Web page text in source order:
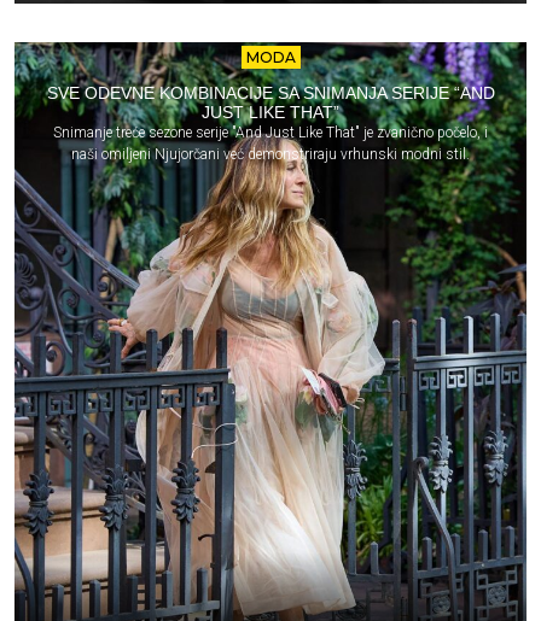
MODA
SVE ODEVNE KOMBINACIJE SA SNIMANJA SERIJE “AND
JUST LIKE THAT”
Snimanje treće sezone serije "And Just Like That" je zvanično počelo, i
naši omiljeni Njujorčani već demonstriraju vrhunski modni stil.